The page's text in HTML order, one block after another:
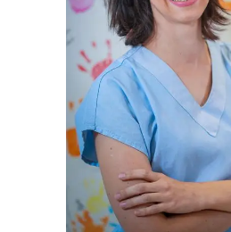
ALICE TAGLIANI